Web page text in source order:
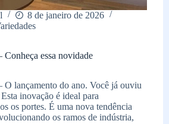
8 de janeiro de 2026
essa novidade
lançamento do ano. Você já ouviu
inovação é ideal para
os portes. É uma nova tendência
os ramos de indústria,